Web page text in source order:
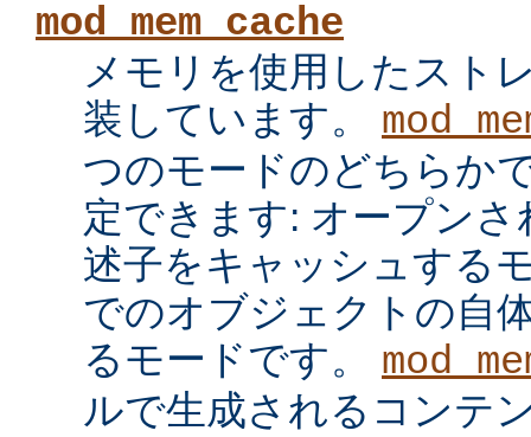
mod_mem_cache
メモリを使用したスト
装しています。
つのモードのどちらか
定できます: オープン
述子をキャッシュする
でのオブジェクトの自
るモードです。
ルで生成されるコンテ